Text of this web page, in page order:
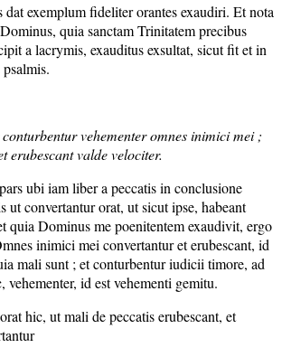
exemplum fideliter orantes exaudiri. Et nota
quia sanctam Trinitatem precibus
a lacrymis, exauditus exsultat, sicut fit et in
vehementer omnes inimici mei ;
erubescant valde velociter.
ubi iam liber a peccatis in conclusione
ut convertantur orat, ut sicut ipse, habeant
quia Dominus me poenitentem exaudivit, ergo
inimici mei convertantur et erubescant, id
mali sunt ; et conturbentur iudicii timore, ad
vehementer, id est vehementi gemitu.
hic, ut mali de peccatis erubescant, et